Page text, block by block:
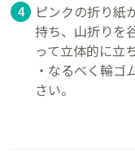
ピンクの折り紙
持ち、山折りを
って立体的に立
・なるべく輪ゴ
さい。